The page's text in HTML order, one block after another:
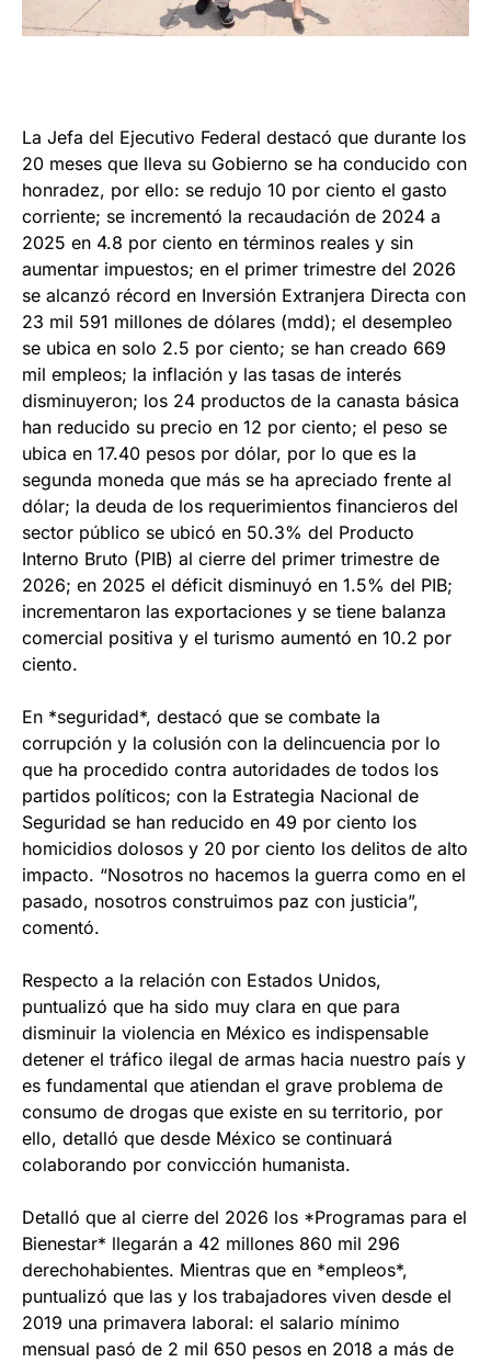
La Jefa del Ejecutivo Federal destacó que durante los
20 meses que lleva su Gobierno se ha conducido con
honradez, por ello: se redujo 10 por ciento el gasto
corriente; se incrementó la recaudación de 2024 a
2025 en 4.8 por ciento en términos reales y sin
aumentar impuestos; en el primer trimestre del 2026
se alcanzó récord en Inversión Extranjera Directa con
23 mil 591 millones de dólares (mdd); el desempleo
se ubica en solo 2.5 por ciento; se han creado 669
mil empleos; la inflación y las tasas de interés
disminuyeron; los 24 productos de la canasta básica
han reducido su precio en 12 por ciento; el peso se
ubica en 17.40 pesos por dólar, por lo que es la
segunda moneda que más se ha apreciado frente al
dólar; la deuda de los requerimientos financieros del
sector público se ubicó en 50.3% del Producto
Interno Bruto (PIB) al cierre del primer trimestre de
2026; en 2025 el déficit disminuyó en 1.5% del PIB;
incrementaron las exportaciones y se tiene balanza
comercial positiva y el turismo aumentó en 10.2 por
ciento.
En *seguridad*, destacó que se combate la
corrupción y la colusión con la delincuencia por lo
que ha procedido contra autoridades de todos los
partidos políticos; con la Estrategia Nacional de
Seguridad se han reducido en 49 por ciento los
homicidios dolosos y 20 por ciento los delitos de alto
impacto. “Nosotros no hacemos la guerra como en el
pasado, nosotros construimos paz con justicia”,
comentó.
Respecto a la relación con Estados Unidos,
puntualizó que ha sido muy clara en que para
disminuir la violencia en México es indispensable
detener el tráfico ilegal de armas hacia nuestro país y
es fundamental que atiendan el grave problema de
consumo de drogas que existe en su territorio, por
ello, detalló que desde México se continuará
colaborando por convicción humanista.
Detalló que al cierre del 2026 los *Programas para el
Bienestar* llegarán a 42 millones 860 mil 296
derechohabientes. Mientras que en *empleos*,
puntualizó que las y los trabajadores viven desde el
2019 una primavera laboral: el salario mínimo
mensual pasó de 2 mil 650 pesos en 2018 a más de